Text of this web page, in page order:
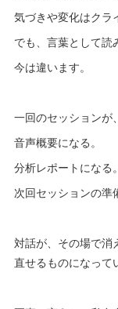
気づきや変化はクラ
でも、言葉として読
今は違います。
一回のセッションが
音声概要になる。
分析レポートになる。
次回セッションの準
対話が、その場で消
直せるものになって